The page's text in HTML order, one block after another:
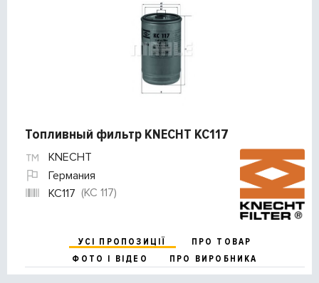
Топливный фильтр KNECHT KC117
KNECHT
Германия
KC117 (KC 117)
УСІ ПРОПОЗИЦІЇ
ПРО ТОВАР
ФОТО І ВІДЕО
ПРО ВИРОБНИКА